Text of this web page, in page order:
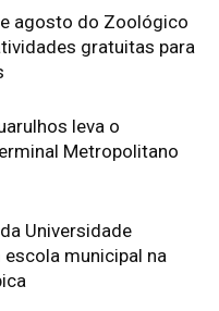
agosto do Zoológico
gratuitas para
leva o
Metropolitano
Universidade
municipal na